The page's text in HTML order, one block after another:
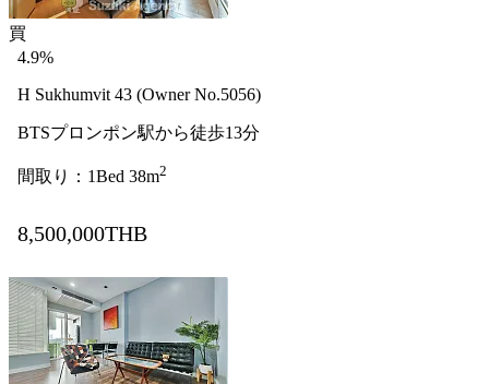
買
4.9%
H Sukhumvit 43 (Owner No.5056)
BTSプロンポン駅から徒歩13分
間取り：1Bed 38m2
8,500,000THB